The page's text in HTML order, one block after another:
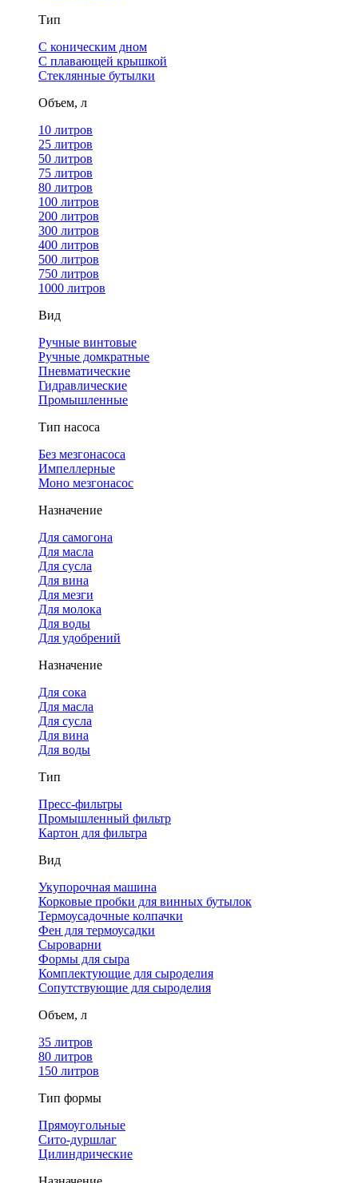
Тип
С коническим дном
С плавающей крышкой
Стеклянные бутылки
Объем, л
10 литров
25 литров
50 литров
75 литров
80 литров
100 литров
200 литров
300 литров
400 литров
500 литров
750 литров
1000 литров
Вид
Ручные винтовые
Ручные домкратные
Пневматические
Гидравлические
Промышленные
Тип насоса
Без мезгонасоса
Импеллерные
Моно мезгонасос
Назначение
Для самогона
Для масла
Для сусла
Для вина
Для мезги
Для молока
Для воды
Для удобрений
Назначение
Для сока
Для масла
Для сусла
Для вина
Для воды
Тип
Пресс-фильтры
Промышленный фильтр
Картон для фильтра
Вид
Укупорочная машина
Корковые пробки для винных бутылок
Термоусадочные колпачки
Фен для термоусадки
Сыроварни
Формы для сыра
Комплектующие для сыроделия
Сопутствующие для сыроделия
Объем, л
35 литров
80 литров
150 литров
Тип формы
Прямоугольные
Сито-дуршлаг
Цилиндрические